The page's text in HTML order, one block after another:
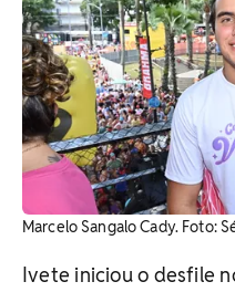
Marcelo Sangalo Cady. Foto:
Ivete iniciou o desfile